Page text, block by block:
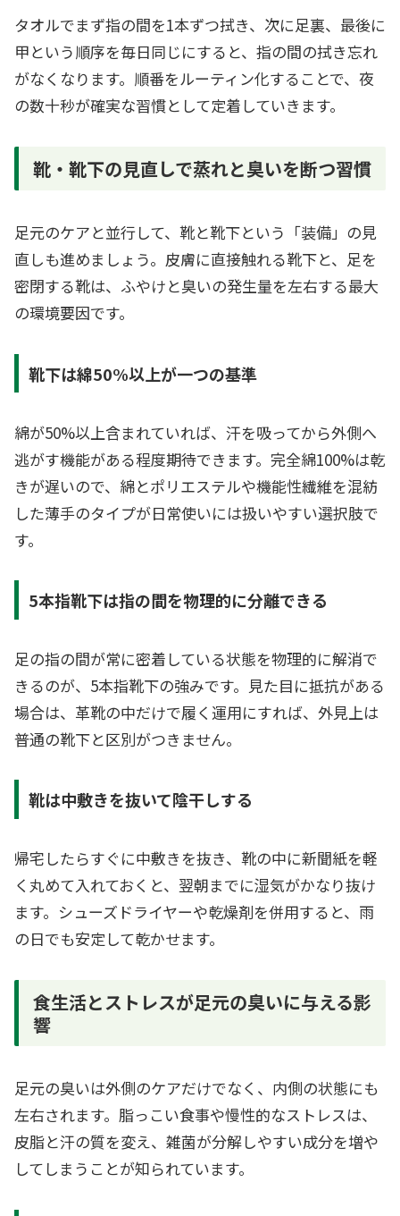
タオルでまず指の間を1本ずつ拭き、次に足裏、最後に
甲という順序を毎日同じにすると、指の間の拭き忘れ
がなくなります。順番をルーティン化することで、夜
の数十秒が確実な習慣として定着していきます。
靴・靴下の見直しで蒸れと臭いを断つ習慣
足元のケアと並行して、靴と靴下という「装備」の見
直しも進めましょう。皮膚に直接触れる靴下と、足を
密閉する靴は、ふやけと臭いの発生量を左右する最大
の環境要因です。
靴下は綿50%以上が一つの基準
綿が50%以上含まれていれば、汗を吸ってから外側へ
逃がす機能がある程度期待できます。完全綿100%は乾
きが遅いので、綿とポリエステルや機能性繊維を混紡
した薄手のタイプが日常使いには扱いやすい選択肢で
す。
5本指靴下は指の間を物理的に分離できる
足の指の間が常に密着している状態を物理的に解消で
きるのが、5本指靴下の強みです。見た目に抵抗がある
場合は、革靴の中だけで履く運用にすれば、外見上は
普通の靴下と区別がつきません。
靴は中敷きを抜いて陰干しする
帰宅したらすぐに中敷きを抜き、靴の中に新聞紙を軽
く丸めて入れておくと、翌朝までに湿気がかなり抜け
ます。シューズドライヤーや乾燥剤を併用すると、雨
の日でも安定して乾かせます。
食生活とストレスが足元の臭いに与える影
響
足元の臭いは外側のケアだけでなく、内側の状態にも
左右されます。脂っこい食事や慢性的なストレスは、
皮脂と汗の質を変え、雑菌が分解しやすい成分を増や
してしまうことが知られています。